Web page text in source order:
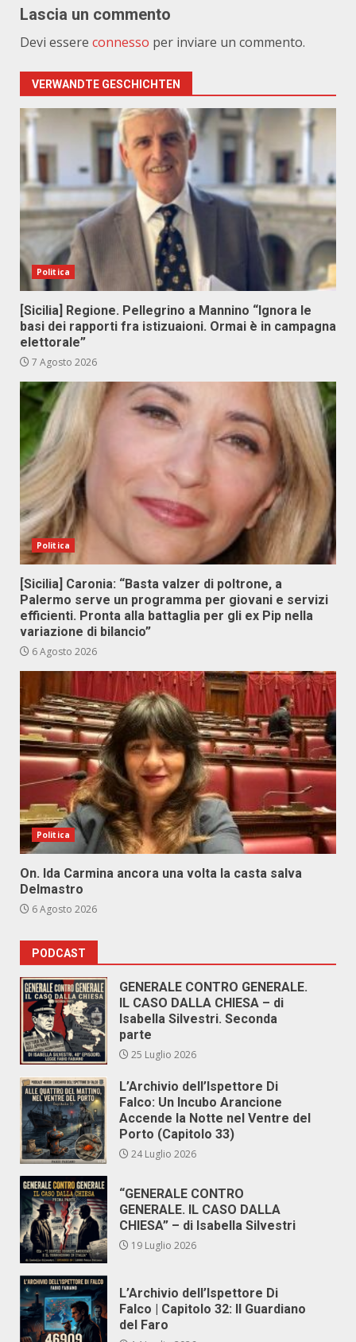
Lascia un commento
Devi essere connesso per inviare un commento.
VERWANDTE GESCHICHTEN
Politica
[Sicilia] Regione. Pellegrino a Mannino “Ignora le
basi dei rapporti fra istizuaioni. Ormai è in campagna
elettorale”
7 Agosto 2026
Politica
[Sicilia] Caronia: “Basta valzer di poltrone, a
Palermo serve un programma per giovani e servizi
efficienti. Pronta alla battaglia per gli ex Pip nella
variazione di bilancio”
6 Agosto 2026
Politica
On. Ida Carmina ancora una volta la casta salva
Delmastro
6 Agosto 2026
PODCAST
GENERALE CONTRO GENERALE.
IL CASO DALLA CHIESA – di
Isabella Silvestri. Seconda
parte
25 Luglio 2026
L’Archivio dell’Ispettore Di
Falco: Un Incubo Arancione
Accende la Notte nel Ventre del
Porto (Capitolo 33)
24 Luglio 2026
“GENERALE CONTRO
GENERALE. IL CASO DALLA
CHIESA” – di Isabella Silvestri
19 Luglio 2026
L’Archivio dell’Ispettore Di
Falco | Capitolo 32: Il Guardiano
del Faro